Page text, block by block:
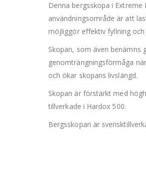
Denna bergsskopa i
användningsområde är att
möjliggör effektiv fyllning
Skopan, som även benämns
genomträngningsförmåga
och ökar skopans livslängd.
Skopan är förstärkt med
tillverkade i Hardox 500.
Bergsskopan är